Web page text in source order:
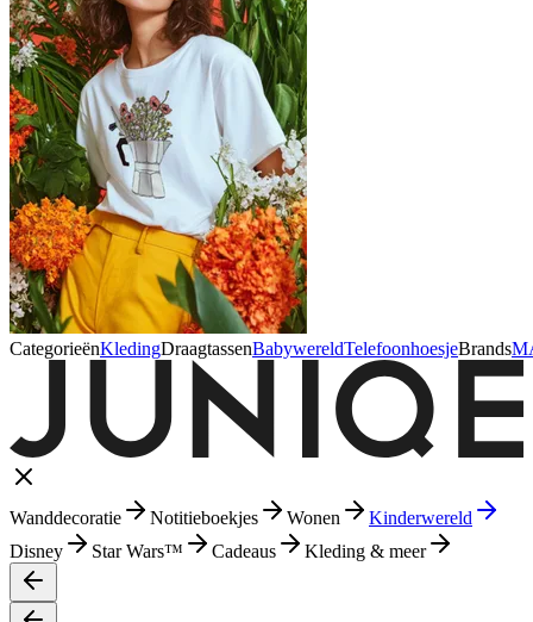
CategorieënKledingDraagtassenBabywereldTelefoonhoesjeBrands
Wanddecoratie Notitieboekjes Wonen
Kinderwereld
Disney
Star Wars™ Cadeaus Kleding & meer